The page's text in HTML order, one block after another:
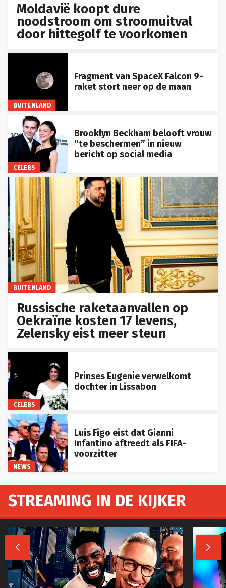
Moldavië koopt dure
noodstroom om stroomuitval
door hittegolf te voorkomen
BUITENLAND
Fragment van SpaceX Falcon 9-
raket stort neer op de maan
CELEBS
Brooklyn Beckham belooft vrouw
“te beschermen” in nieuw
bericht op social media
BUITENLAND
Russische raketaanvallen op
Oekraïne kosten 17 levens,
Zelensky eist meer steun
CELEBS
Prinses Eugenie verwelkomt
dochter in Lissabon
NEWS
Luis Figo eist dat Gianni
Infantino aftreedt als FIFA-
voorzitter
STREAMING IN DE KIJKER
 